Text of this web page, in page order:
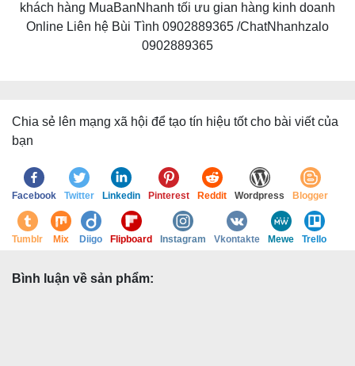
khách hàng MuaBanNhanh tối ưu gian hàng kinh doanh
Online Liên hệ Bùi Tình 0902889365 /ChatNhanhzalo
0902889365
Chia sẻ lên mạng xã hội để tạo tín hiệu tốt cho bài viết của
bạn
Facebook Twitter Linkedin Pinterest Reddit Wordpress Blogger
Tumblr Mix Diigo Flipboard Instagram Vkontakte Mewe Trello
Bình luận về sản phẩm: